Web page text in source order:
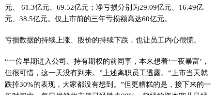
元、 61.3亿元、69.52亿元；净亏损分别为29.09亿元、16.49亿
元、38.5亿元。仅上市前的三年亏损额高达60亿元。
亏损数据的持续上涨、股价的持续下跌，也让员工内心很慌。
“一位早期进入公司、持有期权的前同事，本来想着‘一夜暴富’，
但很可惜，这一天没有到来。”上述离职员工透露。“上市当天就
跌掉30%的表现，大家都没有想到。”但更糟糕的是，接下来的一